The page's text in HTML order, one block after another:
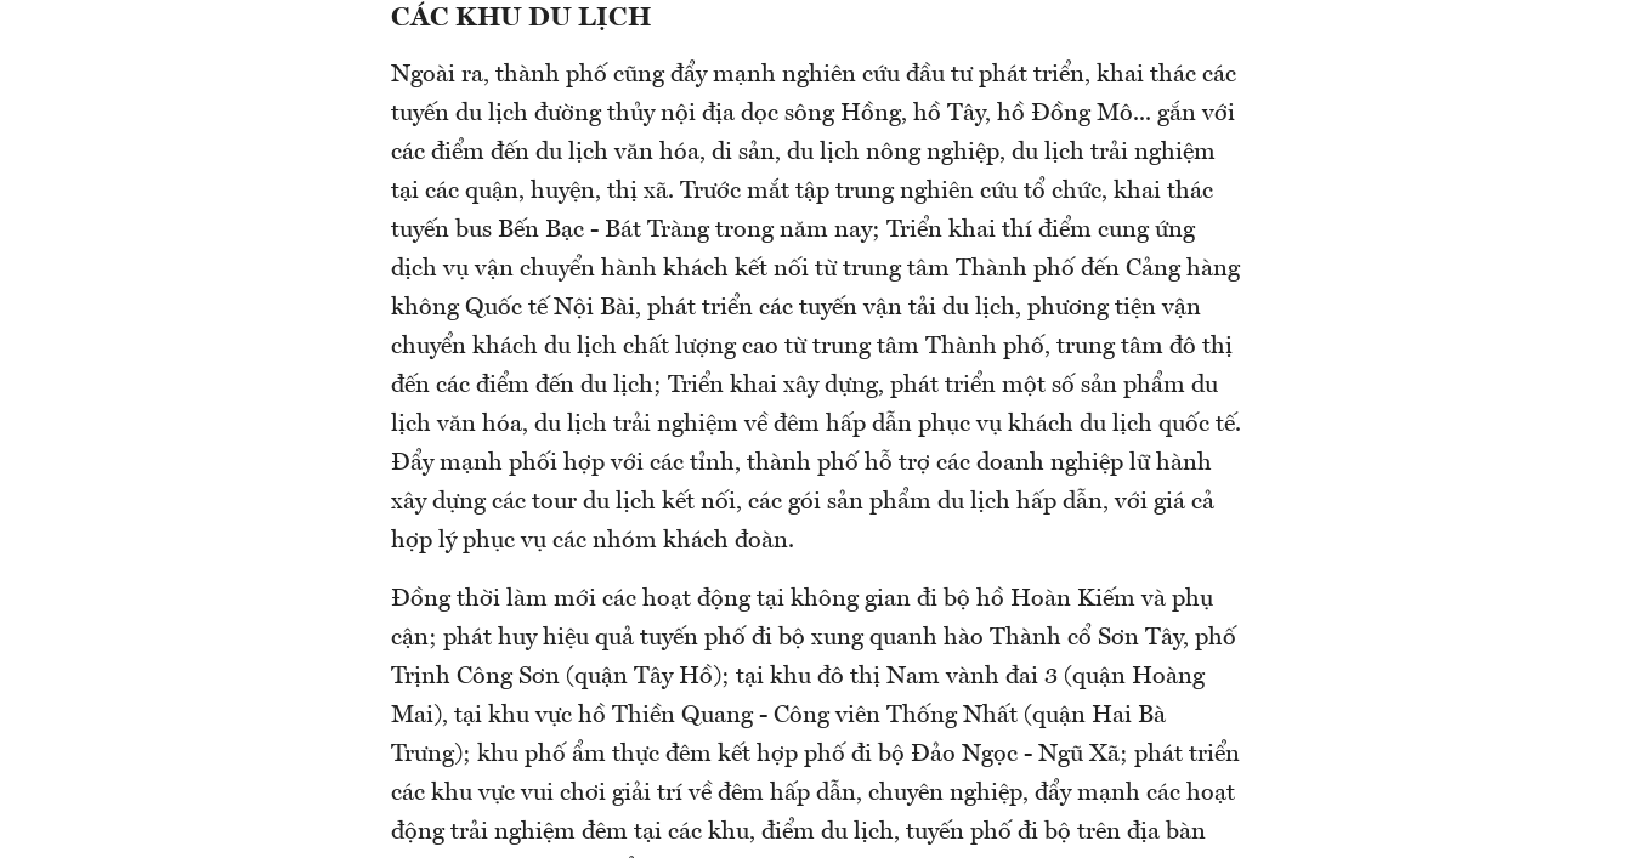
CÁC KHU DU LỊCH
Ngoài ra, thành phố cũng đẩy mạnh nghiên cứu đầu tư phát triển, khai thác các
tuyến du lịch đường thủy nội địa dọc sông Hồng, hồ Tây, hồ Đồng Mô... gắn với
các điểm đến du lịch văn hóa, di sản, du lịch nông nghiệp, du lịch trải nghiệm
tại các quận, huyện, thị xã. Trước mắt tập trung nghiên cứu tổ chức, khai thác
tuyến bus Bến Bạc - Bát Tràng trong năm nay; Triển khai thí điểm cung ứng
dịch vụ vận chuyển hành khách kết nối từ trung tâm Thành phố đến Cảng hàng
không Quốc tế Nội Bài, phát triển các tuyến vận tải du lịch, phương tiện vận
chuyển khách du lịch chất lượng cao từ trung tâm Thành phố, trung tâm đô thị
đến các điểm đến du lịch; Triển khai xây dựng, phát triển một số sản phẩm du
lịch văn hóa, du lịch trải nghiệm về đêm hấp dẫn phục vụ khách du lịch quốc tế.
Đẩy mạnh phối hợp với các tỉnh, thành phố hỗ trợ các doanh nghiệp lữ hành
xây dựng các tour du lịch kết nối, các gói sản phẩm du lịch hấp dẫn, với giá cả
hợp lý phục vụ các nhóm khách đoàn.
Đồng thời làm mới các hoạt động tại không gian đi bộ hồ Hoàn Kiếm và phụ
cận; phát huy hiệu quả tuyến phố đi bộ xung quanh hào Thành cổ Sơn Tây, phố
Trịnh Công Sơn (quận Tây Hồ); tại khu đô thị Nam vành đai 3 (quận Hoàng
Mai), tại khu vực hồ Thiền Quang - Công viên Thống Nhất (quận Hai Bà
Trưng); khu phố ẩm thực đêm kết hợp phố đi bộ Đảo Ngọc - Ngũ Xã; phát triển
các khu vực vui chơi giải trí về đêm hấp dẫn, chuyên nghiệp, đẩy mạnh các hoạt
động trải nghiệm đêm tại các khu, điểm du lịch, tuyến phố đi bộ trên địa bàn